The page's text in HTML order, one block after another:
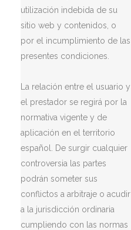
utilización indebida de su
sitio web y contenidos, o
por el incumplimiento de las
presentes condiciones.
La relación entre el usuario y
el prestador se regirá por la
normativa vigente y de
aplicación en el territorio
español. De surgir cualquier
controversia las partes
podrán someter sus
conflictos a arbitraje o acudir
a la jurisdicción ordinaria
cumpliendo con las normas